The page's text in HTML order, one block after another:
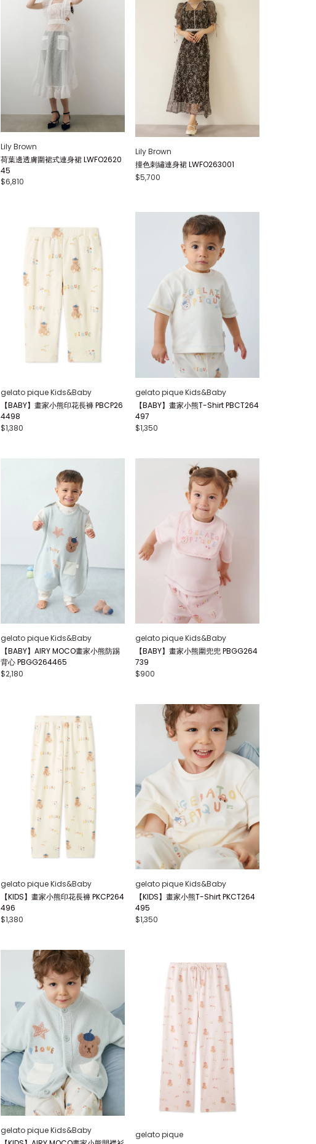
Lily Brown
荷葉邊透膚圍裙式連身裙 LWFO2620
45
$6,810
Lily Brown
撞色刺繡連身裙 LWFO263001
$5,700
gelato pique Kids&Baby
【BABY】畫家小熊印花長褲 PBCP26
4498
$1,380
gelato pique Kids&Baby
【BABY】畫家小熊T-Shirt PBCT264
497
$1,350
gelato pique Kids&Baby
【BABY】AIRY MOCO畫家小熊防踢
背心 PBGG264465
$2,180
gelato pique Kids&Baby
【BABY】畫家小熊圍兜兜 PBGG264
739
$900
gelato pique Kids&Baby
【KIDS】畫家小熊印花長褲 PKCP264
496
$1,380
gelato pique Kids&Baby
【KIDS】畫家小熊T-Shirt PKCT264
495
$1,350
gelato pique Kids&Baby
gelato pique